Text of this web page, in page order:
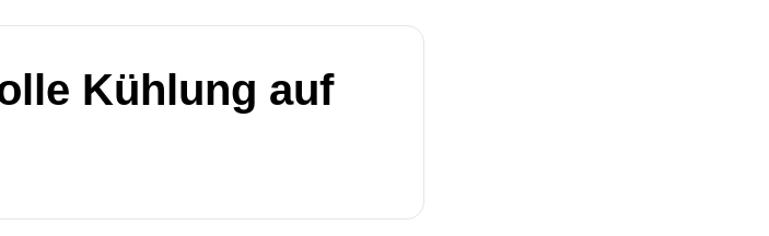
Kühlung auf